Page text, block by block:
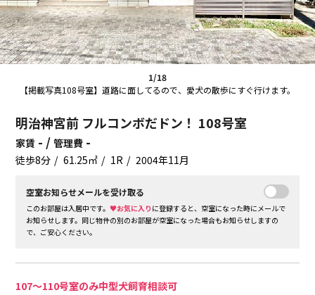
1/18
【掲載写真108号室】道路に面してるので、愛犬の散歩にすぐ行けます。
明治神宮前 フルコンボだドン！ 108号室
家賃 - /管理費 -
徒歩8分 61.25㎡ 1R 2004年11月
空室お知らせメールを受け取る
このお部屋は入居中です。♥お気に入り に登録すると、空室になった時にメールで
お知らせします。同じ物件の別のお部屋が空室になった場合もお知らせしますの
で、ご安心ください。
107～110号室のみ中型犬飼育相談可